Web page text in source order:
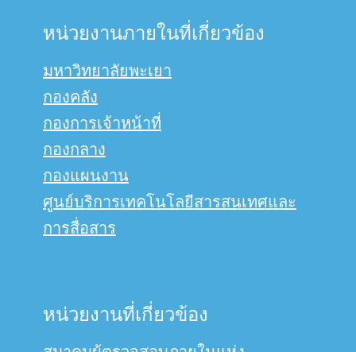
หน่วยงานภายในที่เกี่ยวข้อง
มหาวิทยาลัยพะเยา
กองคลัง
กองการเจ้าหน้าที่
กองกลาง
กองแผนงาน
ศูนย์บริการเทคโนโลยีสารสนเทศและ
การสื่อสาร
หน่วยงานที่เกี่ยวข้อง